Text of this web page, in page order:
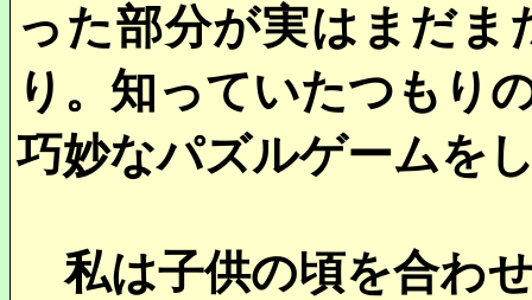
った部分が実はまだ
り。知っていたつもり
巧妙なパズルゲームを
私は子供の頃を合わ